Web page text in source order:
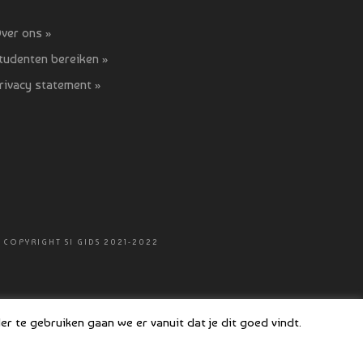
ons »
bereiken »
statement »
SI GIDS 2021-2022
te gebruiken gaan we er vanuit dat je dit goed vindt.